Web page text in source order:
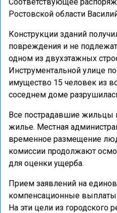
Ростовской области
Конструкции зданий
повреждения и не
одном из двухэтажных
Инструментальной улице
имущество 15 человек из
соседнем доме
Все пострадавшие жильцы
жилье. Местная
временное размещение
комиссии продолжают
для оценки ущерба.
Прием заявлений на
компенсационные выплаты
На эти цели из городского